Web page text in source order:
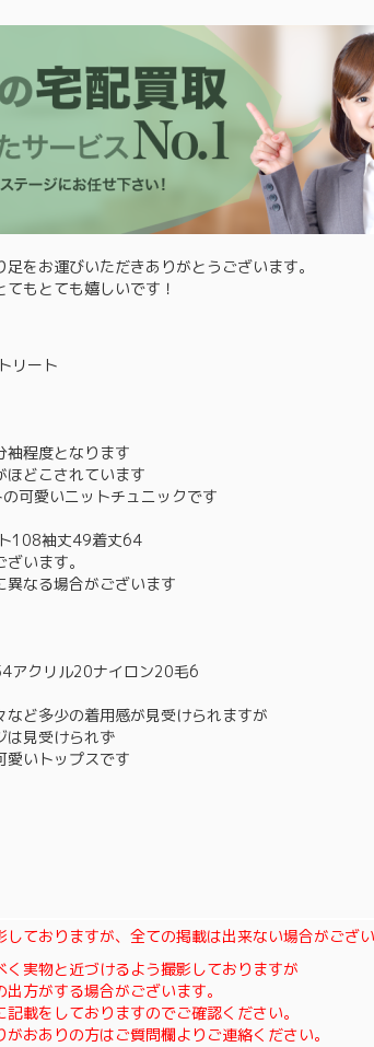
をお運びいただきありがとうございます。
もとても嬉しいです！
リート
袖程度となります
ほどこされています
可愛いニットチュニックです
108袖丈49着丈64
います。
異なる場合がございます
アクリル20ナイロン20毛6
など多少の着用感が見受けられますが
は見受けられず
愛いトップスです
ておりますが、全ての掲載は出来ない場合がござ
実物と近づけるよう撮影しておりますが
方がする場合がございます。
載をしておりますのでご確認ください。
おありの方はご質問欄よりご連絡ください。